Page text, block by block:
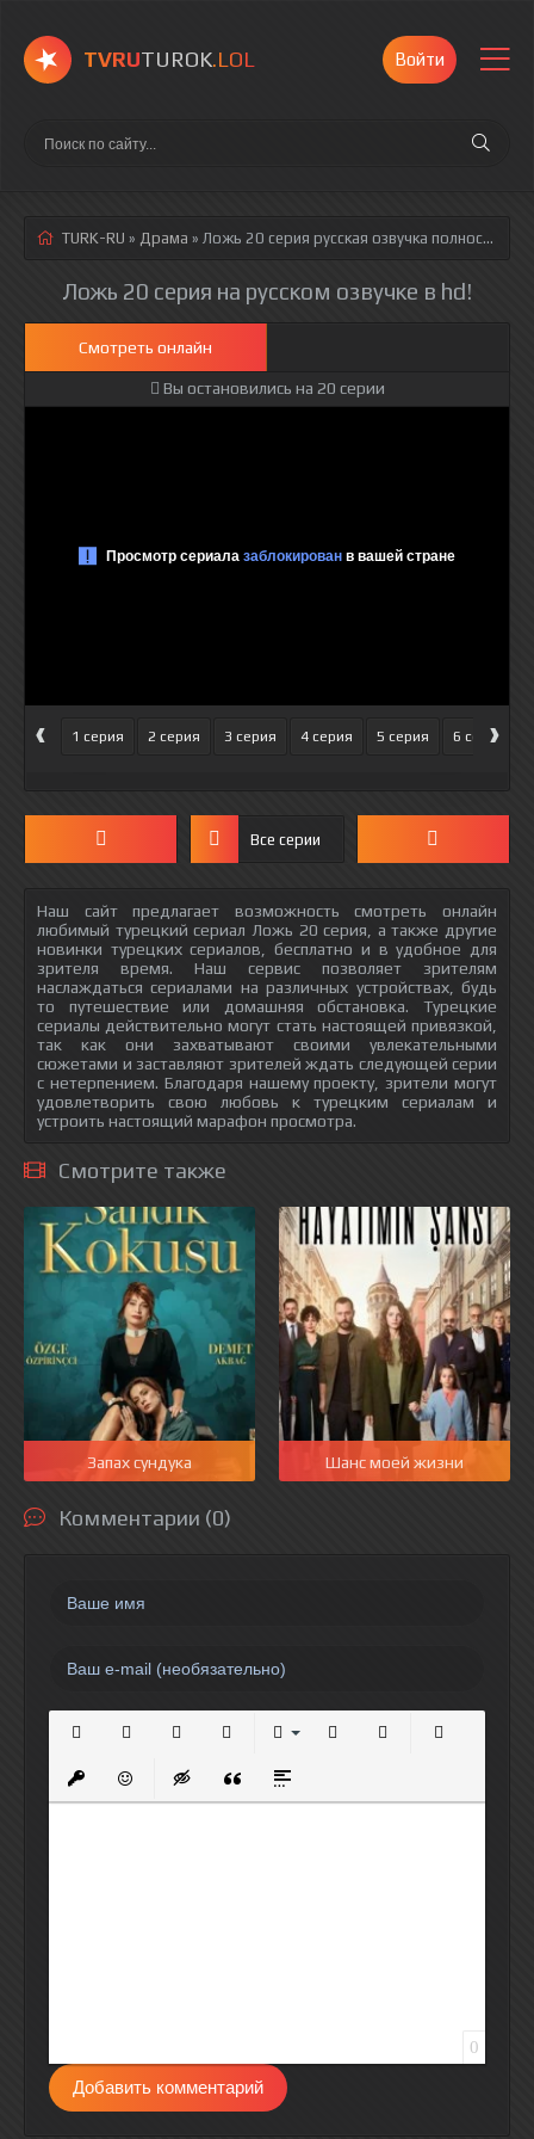
TVRUTUROK.LOL Войти
TURK-RU » Драма » Ложь 20 серия русская озвучка полностью смотреть онлайн!
Ложь 20 серия на русском озвучке в hd!
Смотреть онлайн
Вы остановились на 20 серии
‹ 1 серия 2 серия 3 серия 4 серия 5 серия 6 серия
›
Все серии
Наш сайт предлагает возможность смотреть онлайн
любимый турецкий сериал Ложь 20 серия, а также другие
новинки турецких сериалов, бесплатно и в удобное для
зрителя время. Наш сервис позволяет зрителям
наслаждаться сериалами на различных устройствах, будь
то путешествие или домашняя обстановка. Турецкие
сериалы действительно могут стать настоящей привязкой,
так как они захватывают своими увлекательными
сюжетами и заставляют зрителей ждать следующей серии
с нетерпением. Благодаря нашему проекту, зрители могут
удовлетворить свою любовь к турецким сериалам и
устроить настоящий марафон просмотра.
Смотрите также
Запах сундука Шанс моей жизни
Комментарии (0)
Вставить защищенную ссылку
Вставить смайлик
Вставка скрытого текста
Вставка цитаты
Вставка спойлера
0
Добавить комментарий